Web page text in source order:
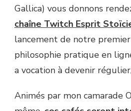
Gallica) vous donnons
chaîne Twitch Esprit
lancement de notre
philosophie pratique en
a vocation à devenir
Animés par mon camarade